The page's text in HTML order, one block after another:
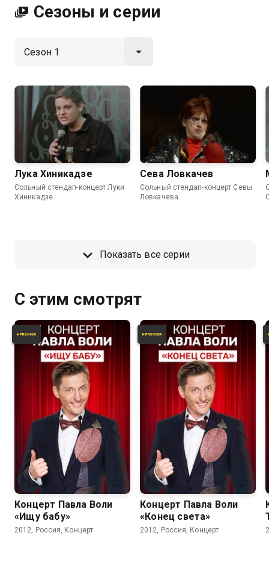
Сезоны и серии
Лука Хиникадзе
Сольный стендап-концерт Луки
Хиникадзе.
Сева Ловкачев
Сольный стендап-концерт Севы
Ловкачева.
Показать все серии
С этим смотрят
Концерт Павла Воли
«Ищу бабу»
2012, Россия, Концерт
Концерт Павла Воли
«Конец света»
2012, Россия, Концерт